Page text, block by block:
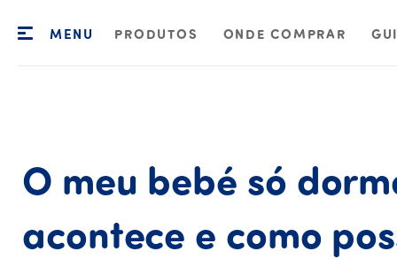
MENU PRODUTOS ONDE COMPRAR
O meu bebé só
acontece e como